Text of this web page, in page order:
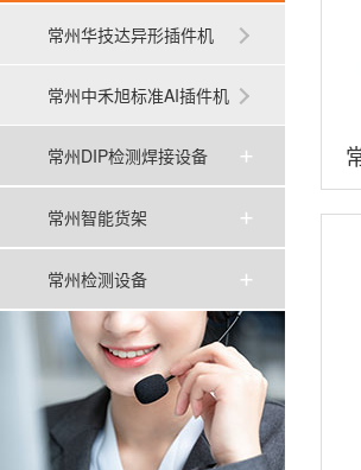
常州华技达异形插件机
常州中禾旭标准AI插件机
常州DIP检测焊接设备
常州智能货架
常州检测设备